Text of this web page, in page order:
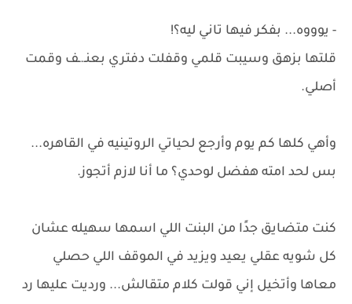
- يوووه... بفكر فيها تاني ليه؟!
قلتها بزهق وسيبت قلمي وقفلت دفتري بعنـ.ـف وقمت
أصلي.
وأهي كلها كم يوم وأرجع لحياتي الروتينيه في القاهره...
بس لحد امته هفضل لوحدي؟ ما أنا لازم أتجوز.
كنت متضايق جدًا من البنت اللي اسمها سهيله عشان
كل شويه عقلي يعيد ويزيد في الموقف اللي حصلي
معاها وأتخيل إني قولت كلام متقالش... ورديت عليها رد